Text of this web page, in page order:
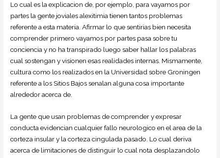
Lo cual es la explicacion de, por ejemplo, para vayamos por
partes la gente joviales alexitimia tienen tantos problemas
referente a esta materia. Afirmar lo que sentirias bien necesita
comprender primero vayamos por partes pasa sobre tu
conciencia y no ha transpirado luego saber hallar los palabras
cual sostengan y visionen esas realidades internas. Mismamente,
cultura como los realizados en la Universidad sobre Groningen
referente a los Sitios Bajos senalan alguna cosa importante
alrededor acerca de.
La gente que usan problemas de comprender y expresar
conducta evidencian cualquier fallo neurologico en el area de la
corteza insular y la corteza cingulada pasado. Lo cual deriva
acerca de limitaciones de distinguir lo cual nota desplazandolo